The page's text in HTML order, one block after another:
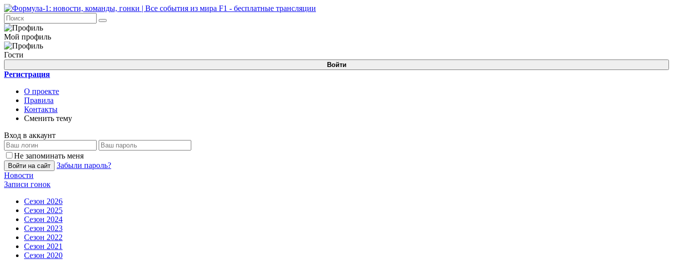
Мой профиль
Гости
Войти
Регистрация
О проекте
Правила
Контакты
Сменить тему
Вход в аккаунт
Не запоминать меня
Войти на сайт
Забыли пароль?
Новости
Записи гонок
Сезон 2026
Сезон 2025
Сезон 2024
Сезон 2023
Сезон 2022
Сезон 2021
Сезон 2020